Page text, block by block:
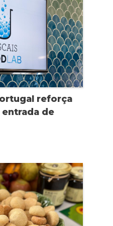
reforça
de